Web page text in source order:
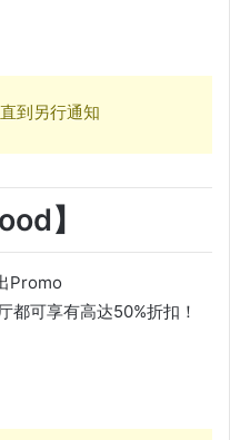
到另行通知
】
Promo
可享有高达50%折扣！